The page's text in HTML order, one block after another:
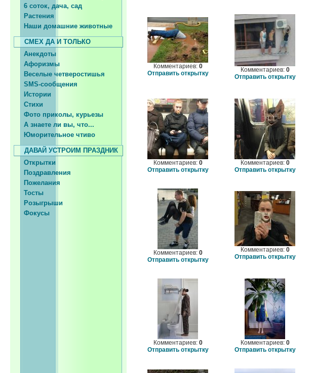
6 соток, дача, сад
Растения
Наши домашние животные
СМЕХ ДА И ТОЛЬКО
Анекдоты
Афоризмы
Веселые четверостишья
SMS-сообщения
Истории
Стихи
Фото приколы, курьезы
А знаете ли вы, что...
Юморительное чтиво
ДАВАЙ УСТРОИМ ПРАЗДНИК
Открытки
Поздравления
Пожелания
Тосты
Розыгрыши
Фокусы
Комментариев: 0
Отправить открытку
Комментариев: 0
Отправить открытку
Комментариев: 0
Отправить открытку
Комментариев: 0
Отправить открытку
Комментариев: 0
Отправить открытку
Комментариев: 0
Отправить открытку
Комментариев: 0
Отправить открытку
Комментариев: 0
Отправить открытку